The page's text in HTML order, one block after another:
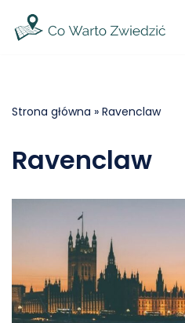
Przejdź
Strona główna » Ravenclaw
Ravenclaw